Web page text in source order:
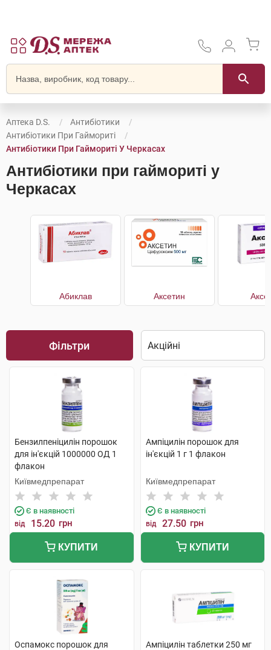
Аптека D.S.
Антибіотики
Антибіотики При Гаймориті
Антибіотики При Гаймориті У Черкасах
Антибіотики при гаймориті у
Черкасах
Абиклав Аксетин
Фільтри
Бензилпеніцилін порошок
для ін'єкцій 1000000 ОД 1
флакон
Київмедпрепарат
Є в наявності
від 15.20 грн
КУПИТИ
Ампіцилін порошок для
ін'єкцій 1 г 1 флакон
Київмедпрепарат
Є в наявності
від 27.50 грн
КУПИТИ
Оспамокс порошок для
Ампіцилін таблетки 250 мг